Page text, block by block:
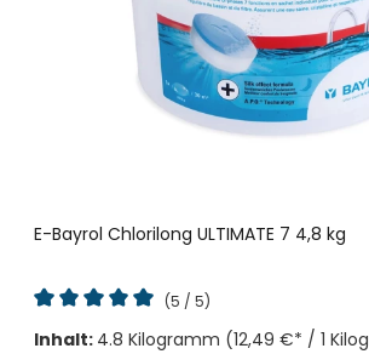
E-Bayrol Chlorilong ULTIMATE 7 4,8 kg
Durchschnittliche Bewertung von 5
(5 / 5)
Inhalt: 4.8 Kilogramm (12,49 €* / 1